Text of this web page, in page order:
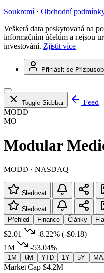
Soukromí · Obchodní
Veškerá data poskytovaná na
informačním účelům a nejsou
investování. Zjistit více
Přihlásit se
Toggle Sidebar
Feed
MODD
MO
Modular
MODD · NASDAQ
Sledovat
Sledovat
Přehled
Finance Články
$2.01 -8.22% (-$0.18)
1M
-53.04%
1M 6M YTD 1Y 5Y
Market Cap $4.2M